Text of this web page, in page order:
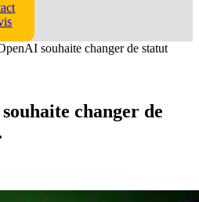
souhaite changer de statut
changer de